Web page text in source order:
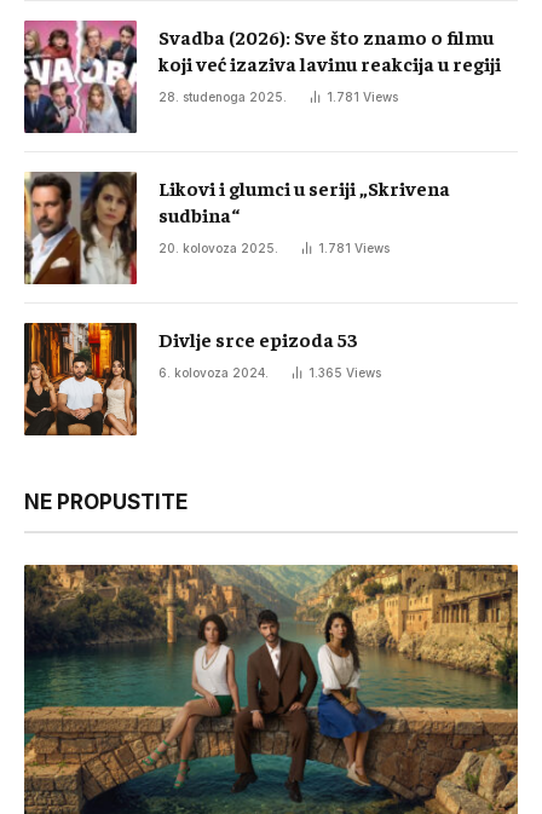
Svadba (2026): Sve što znamo o filmu
koji već izaziva lavinu reakcija u regiji
28. studenoga 2025. 1.781 Views
Likovi i glumci u seriji „Skrivena
sudbina“
20. kolovoza 2025. 1.781 Views
Divlje srce epizoda 53
6. kolovoza 2024. 1.365 Views
NE PROPUSTITE